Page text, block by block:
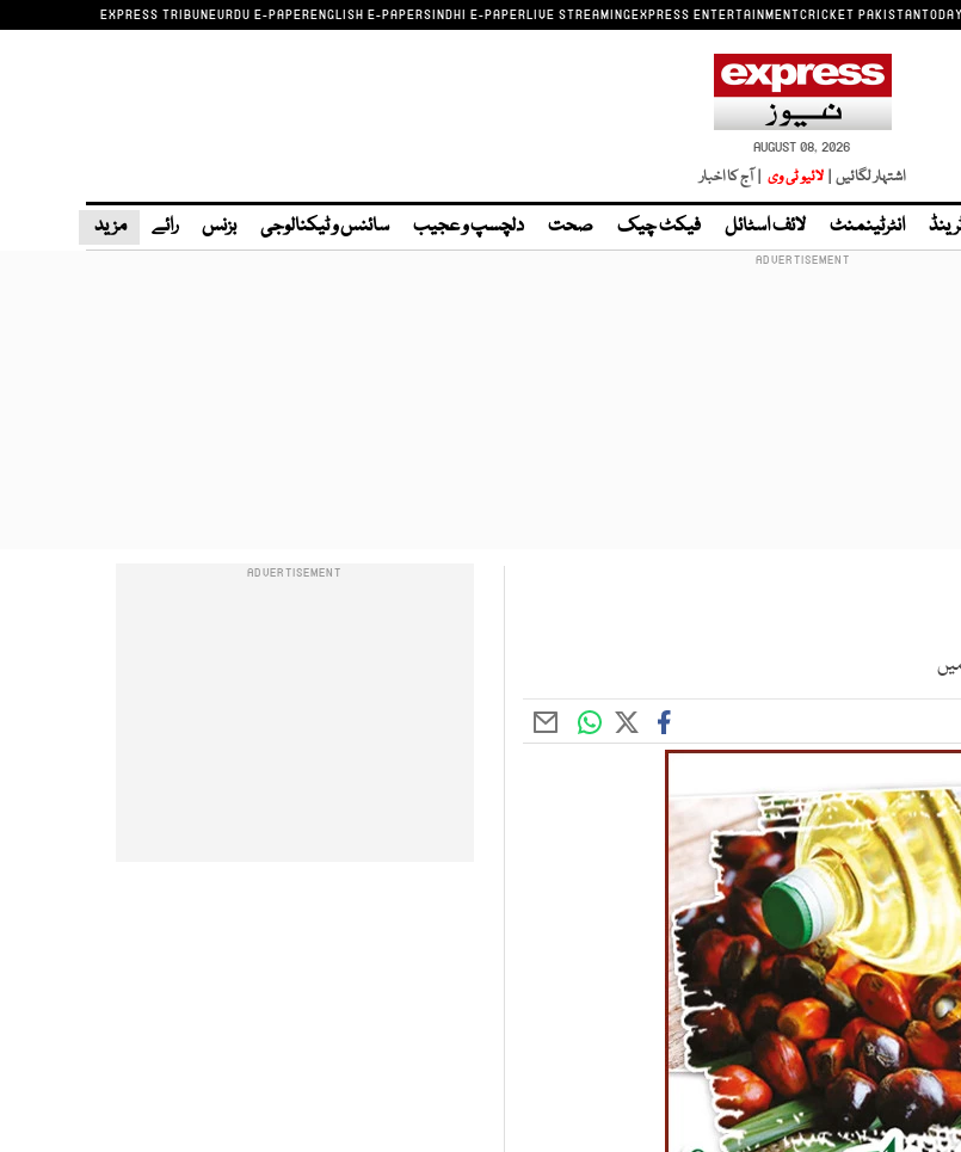
EXPRESS TRIBUNEURDU E-PAPERENGLISH E-PAPERSINDHI E-PAPERLIVE STREAMINGEXPRESS ENTERTAINMENTCRICKET PAKISTAN
AUGUST 08, 2026
اشتہار لگائیں | لائیو ٹی وی | آج کا اخبار
انٹرٹینمنٹ لائف اسٹائل فیکٹ چیک صحت دلچسپ و عجیب سائنس و ٹیکنالوجی بزنس رائے مزید